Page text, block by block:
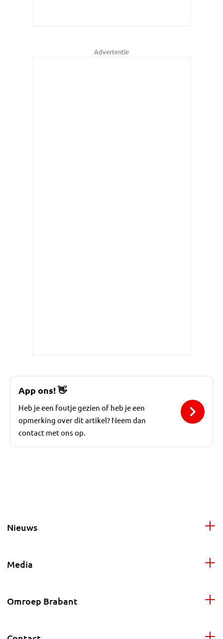
Advertentie
App ons!👋
Heb je een foutje gezien of heb je een
opmerking over dit artikel? Neem dan
contact met ons op.
Nieuws
Media
Omroep Brabant